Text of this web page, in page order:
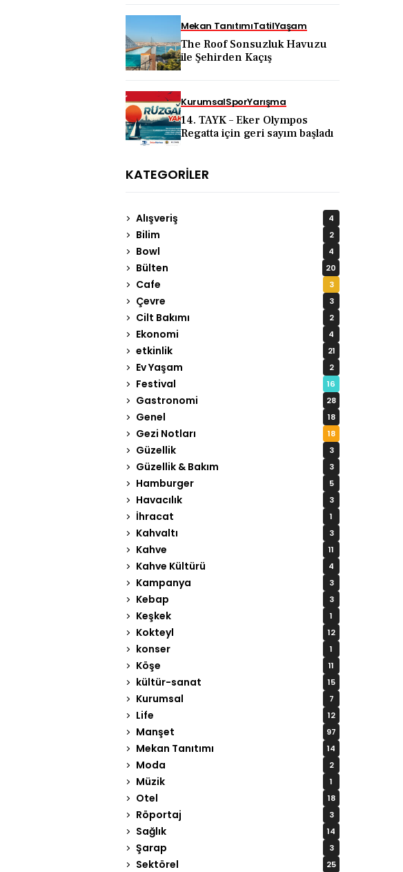
TANITIM ATAĞI
Mekan TanıtımıTatilYaşam
The Roof Sonsuzluk Havuzu
ile Şehirden Kaçış
KurumsalSporYarışma
14. TAYK – Eker Olympos
Regatta için geri sayım başladı
KATEGORILER
Alışveriş 4
Bilim 2
Bowl 4
Bülten 20
Cafe 3
Çevre 3
Cilt Bakımı 2
Ekonomi 4
etkinlik 21
Ev Yaşam 2
Festival 16
Gastronomi 28
Genel 18
Gezi Notları 18
Güzellik 3
Güzellik & Bakım 3
Hamburger 5
Havacılık 3
İhracat 1
Kahvaltı 3
Kahve 11
Kahve Kültürü 4
Kampanya 3
Kebap 3
Keşkek 1
Kokteyl 12
konser 1
Köşe 11
kültür-sanat 15
Kurumsal 7
Life 12
Manşet 97
Mekan Tanıtımı 14
Moda 2
Müzik 1
Otel 18
Röportaj 3
Sağlık 14
Şarap 3
Sektörel 25